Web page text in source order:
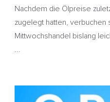
Nachdem die Ölpreise
zugelegt hatten, verbuchen
Mittwochshandel bislang
...